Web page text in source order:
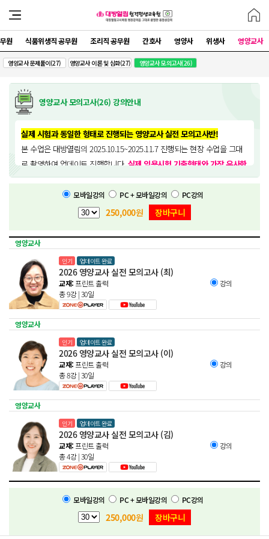
원 식품위생직 공무원 조리직 공무원 간호사 영양사 위생사 영양교사
영양교사 문제풀이(27) 영양교사 이론 및 심화(27) 영양교사 모의고사(26)
영양교사 모의고사(26) 강의안내
실제 시험과 동일한 형태로 진행되는 영양교사 실전 모의고사반!
본 수업은 대방열림의 2025.10.15~2025.11.7 진행되는 현장 수업을 그대
로 촬영하여 업데이트 진행합니다. 실제 임용시험 기출형태와 가장 유사한
최종 점검 모의고사로 역대 영양교사 임용기출을 완전히 분석하여 반드시
숙지해야 할 내용과 출제 가능성이 높은 내용을 중점적으로 다룹니다. 본
수업은 본원의 이론 강의, 문제풀이 강의를 바탕으로 공부한 수험생들에게
마무리용으로 추천드리며, 이론 정립이 잘 안되어 있는 상태에서의 수강은
권장하지 않습니다.
모바일강의 PC + 모바일강의 PC강의
250,000원 장바구니
영양교사
인기 업데이트 완료
2026 영양교사 실전 모의고사 (최)
교재: 프린트 출력
총 9강 | 30일
강의
영양교사
인기 업데이트 완료
2026 영양교사 실전 모의고사 (이)
교재: 프린트 출력
총 8강 | 30일
강의
영양교사
인기 업데이트 완료
2026 영양교사 실전 모의고사 (김)
교재: 프린트 출력
총 4강 | 30일
강의
모바일강의 PC + 모바일강의 PC강의
250,000원 장바구니